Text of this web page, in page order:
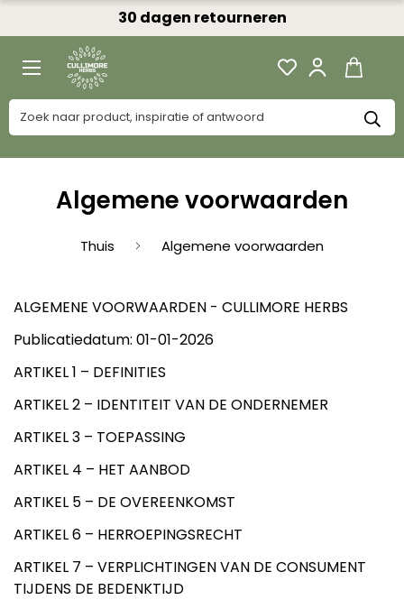
Algemene voorwaarden
Thuis Algemene voorwaarden
ALGEMENE VOORWAARDEN - CULLIMORE HERBS
Publicatiedatum: 01-01-2026
ARTIKEL 1 – DEFINITIES
ARTIKEL 2 – IDENTITEIT VAN DE ONDERNEMER
ARTIKEL 3 – TOEPASSING
ARTIKEL 4 – HET AANBOD
ARTIKEL 5 – DE OVEREENKOMST
ARTIKEL 6 – HERROEPINGSRECHT
ARTIKEL 7 – VERPLICHTINGEN VAN DE CONSUMENT
TIJDENS DE BEDENKTIJD